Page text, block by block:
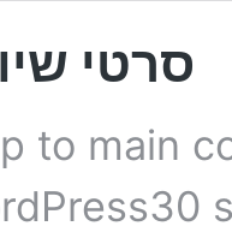
סרטי
to main